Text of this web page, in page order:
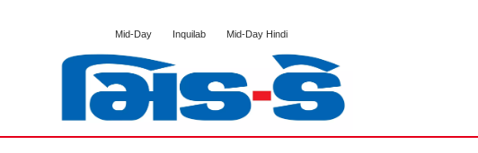
Mid-Day Inquilab Mid-Day Hindi